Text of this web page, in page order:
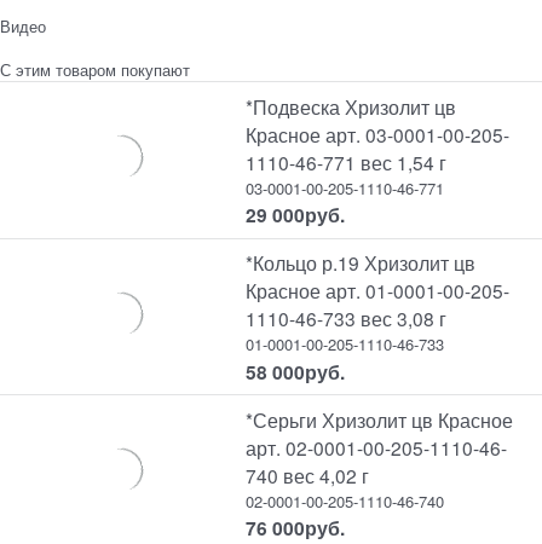
Видео
С этим товаром покупают
*Подвеска Хризолит цв
Красное арт. 03-0001-00-205-
1110-46-771 вес 1,54 г
03-0001-00-205-1110-46-771
29 000руб.
*Кольцо р.19 Хризолит цв
Красное арт. 01-0001-00-205-
1110-46-733 вес 3,08 г
01-0001-00-205-1110-46-733
58 000руб.
*Серьги Хризолит цв Красное
арт. 02-0001-00-205-1110-46-
740 вес 4,02 г
02-0001-00-205-1110-46-740
76 000руб.